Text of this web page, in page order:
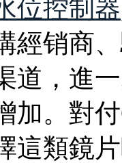
位控制器
經销商
道，進
加。對
這類鏡